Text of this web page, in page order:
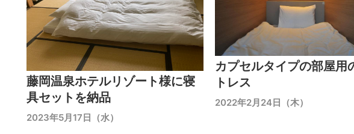
藤岡温泉ホテルリゾート様に寝
具セットを納品
2023年5月17日（水）
カプセルタイプの部屋用
トレス
2022年2月24日（木）